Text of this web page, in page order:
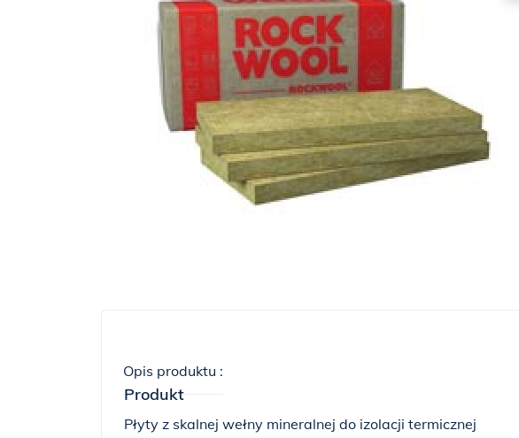
Opis produktu :
Produkt
Płyty z skalnej wełny mineralnej do izolacji termicznej